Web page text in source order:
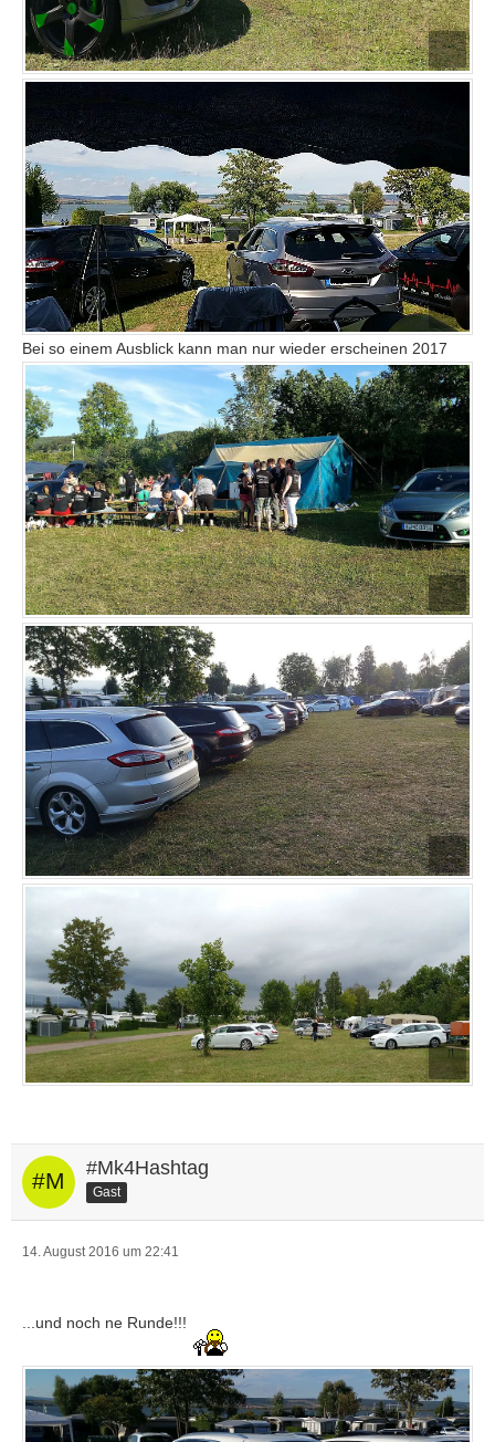
Bei so einem Ausblick kann man nur wieder erscheinen 2017
#Mk4Hashtag
Gast
14. August 2016 um 22:41
...und noch ne Runde!!!